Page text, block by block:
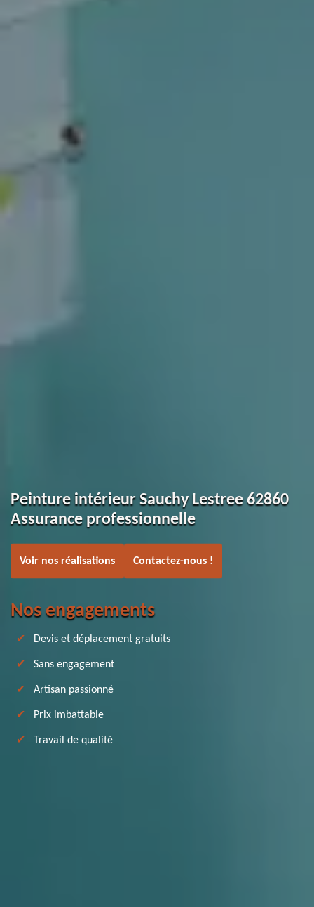
Peinture intérieur Sauchy Lestree 62860
Assurance professionnelle
Voir nos réalisations Contactez-nous !
Nos engagements
Devis et déplacement gratuits
Sans engagement
Artisan passionné
Prix imbattable
Travail de qualité